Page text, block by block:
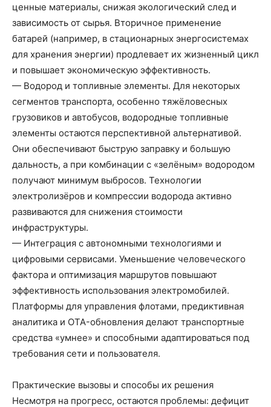
ценные материалы, снижая экологический след и
зависимость от сырья. Вторичное применение
батарей (например, в стационарных энергосистемах
для хранения энергии) продлевает их жизненный цикл
и повышает экономическую эффективность.
— Водород и топливные элементы. Для некоторых
сегментов транспорта, особенно тяжёловесных
грузовиков и автобусов, водородные топливные
элементы остаются перспективной альтернативой.
Они обеспечивают быструю заправку и большую
дальность, а при комбинации с «зелёным» водородом
получают минимум выбросов. Технологии
электролизёров и компрессии водорода активно
развиваются для снижения стоимости
инфраструктуры.
— Интеграция с автономными технологиями и
цифровыми сервисами. Уменьшение человеческого
фактора и оптимизация маршрутов повышают
эффективность использования электромобилей.
Платформы для управления флотами, предиктивная
аналитика и OTA-обновления делают транспортные
средства «умнее» и способными адаптироваться под
требования сети и пользователя.
Практические вызовы и способы их решения
Несмотря на прогресс, остаются проблемы: дефицит